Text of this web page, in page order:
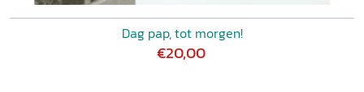
Dag pap, tot morgen!
€20,00